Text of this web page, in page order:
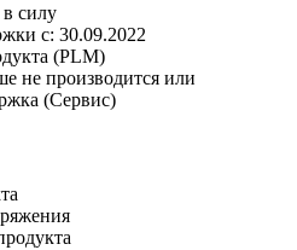
силу
с: 30.09.2022
(PLM)
не производится или
(Сервис)